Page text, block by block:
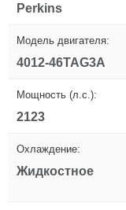
Perkins
Модель двигателя:
4012-46TAG3A
Мощность (л.с.):
2123
Охлаждение:
Жидкостное